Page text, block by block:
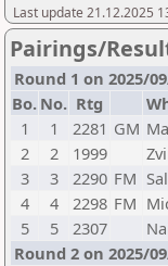
Last update 21.12.2025
Pairings/
Round 1 on 2025/
Bo. No. Rtg
1
1 2281 GM
2
2 1999
3
3 2290 FM
4
4 2298 FM
5
5 2307
Round 2 on 2025/